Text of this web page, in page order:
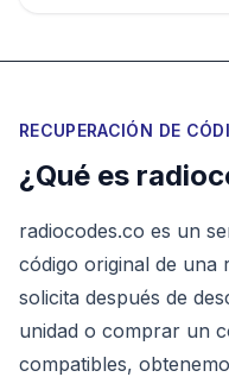
RECUPERACIÓN DE
¿Qué es
radiocodes.co es un
código original de una
solicita después de
unidad o comprar un
compatibles,